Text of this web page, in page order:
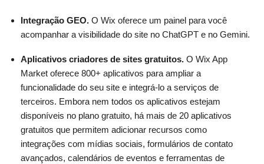
Integração GEO. O Wix oferece um painel para você
acompanhar a visibilidade do site no ChatGPT e no Gemini.
Aplicativos criadores de sites gratuitos. O Wix App
Market oferece 800+ aplicativos para ampliar a
funcionalidade do seu site e integrá-lo a serviços de
terceiros. Embora nem todos os aplicativos estejam
disponíveis no plano gratuito, há mais de 20 aplicativos
gratuitos que permitem adicionar recursos como
integrações com mídias sociais, formulários de contato
avançados, calendários de eventos e ferramentas de